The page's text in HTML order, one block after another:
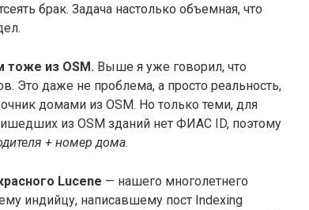
брак. Задача настолько объемная, что
тоже из OSM. Выше я уже говорил, что
Это даже не проблема, а просто реальность,
домами из OSM. Но только теми, для
из OSM зданий нет ФИАС ID, поэтому
+ номер дома.
Lucene — нашего многолетнего
индийцу, написавшему пост Indexing